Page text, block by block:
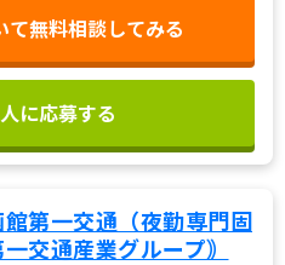
て無料相談してみる
に応募する
第一交通（夜勤専門固
交通産業グループ｠